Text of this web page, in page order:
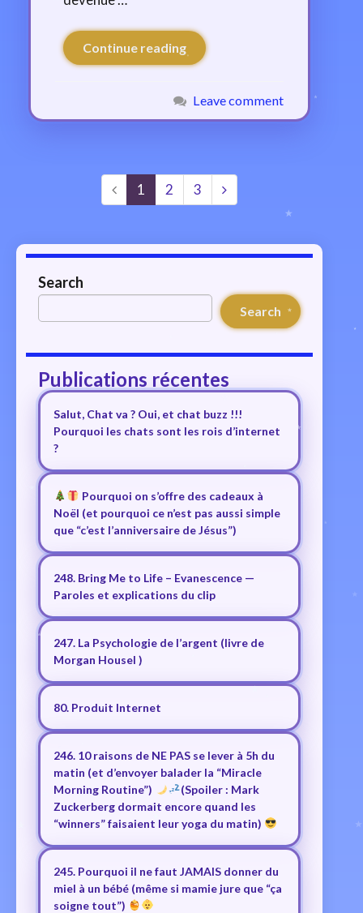
Continue reading
Leave comment
1 2 3
Search
Search
Publications récentes
Salut, Chat va ? Oui, et chat buzz !!!
Pourquoi les chats sont les rois d’internet
?
Pourquoi on s’offre des cadeaux à
Noël (et pourquoi ce n’est pas aussi simple
que “c’est l’anniversaire de Jésus”)
248. Bring Me to Life – Evanescence —
Paroles et explications du clip
247. La Psychologie de l’argent (livre de
Morgan Housel )
80. Produit Internet
246. 10 raisons de NE PAS se lever à 5h du
matin (et d’envoyer balader la “Miracle
Morning Routine”)
(Spoiler : Mark
Zuckerberg dormait encore quand les
“winners” faisaient leur yoga du matin)
245. Pourquoi il ne faut JAMAIS donner du
miel à un bébé (même si mamie jure que “ça
soigne tout”)